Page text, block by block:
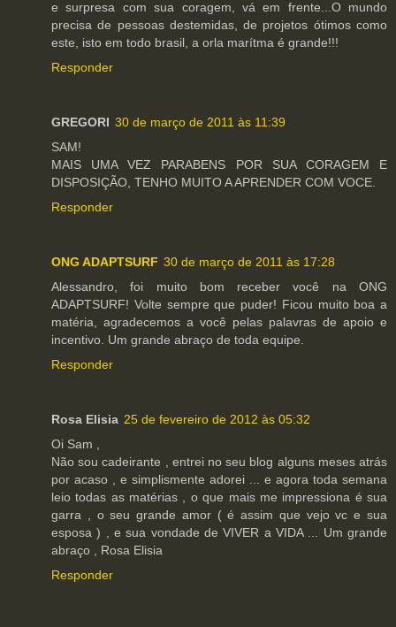
e surpresa com sua coragem, vá em frente...O mundo
precisa de pessoas destemidas, de projetos ótimos como
este, isto em todo brasil, a orla marítma é grande!!!
Responder
GREGORI 30 de março de 2011 às 11:39
SAM!
MAIS UMA VEZ PARABENS POR SUA CORAGEM E
DISPOSIÇÃO, TENHO MUITO A APRENDER COM VOCE.
Responder
ONG ADAPTSURF 30 de março de 2011 às 17:28
Alessandro, foi muito bom receber você na ONG
ADAPTSURF! Volte sempre que puder! Ficou muito boa a
matéria, agradecemos a você pelas palavras de apoio e
incentivo. Um grande abraço de toda equipe.
Responder
Rosa Elisia 25 de fevereiro de 2012 às 05:32
Oi Sam ,
Não sou cadeirante , entrei no seu blog alguns meses atrás
por acaso , e simplismente adorei ... e agora toda semana
leio todas as matérias , o que mais me impressiona é sua
garra , o seu grande amor ( é assim que vejo vc e sua
esposa ) , e sua vondade de VIVER a VIDA ... Um grande
abraço , Rosa Elisia
Responder